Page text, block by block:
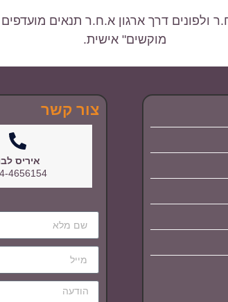
ולפונים דרך ארגון א.ח.ר תנאים
מוקשים" אישית.
צור קשר
איריס
4656154